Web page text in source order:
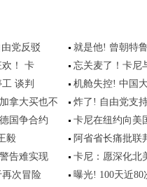
党反驳
就是他! 曾朝特
欢！ 卡
忘关麦了！卡尼
谈判
机舱失控! 中国
拿大买也不
炸了! 自由党支
国争合约
卡尼在纽约向美
毅
阿省省长痛批联
告难实现
卡尼：愿深化北
次冒险
曝光! 100天近